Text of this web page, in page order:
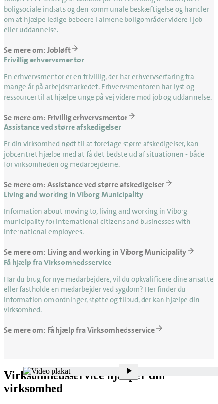
boligsociale indsats og den kommunale beskæftigelse og handler
om at hjælpe ledige beboere i almene boligområder videre i job
eller uddannelse.
Se mere om: Jobløft
Frivillig erhvervsmentor
En erhvervsmentor er en frivillig, der har erhvervserfaring fra
mange år på arbejdsmarkedet. Erhvervsmentoren har lyst og
ressourcer til at hjælpe unge på vej videre mod job og uddannelse.
Se mere om: Frivillig erhvervsmentor
Assistance ved større afskedigelser
Er din virksomhed nødt til at foretage større afskedigelser, kan
jobcentret hjælpe med at få det bedste ud af situationen - både
for virksomheden og medarbejderne.
Se mere om: Assistance ved større afskedigelser
Living and working in Viborg Municipality
Information about moving to, living and working in Viborg
municipality for international citizens and businesses with
international employees.
Se mere om: Living and working in Viborg Municipality
Få hjælp fra Virksomhedsservice
Har du brug for nye medarbejdere, vil du opkvalificere dine ansatte
eller fastholde en medarbejder ved sygdom? Her finder du
information om ordninger, støtte og tilbud, der kan hjælpe din
virksomhed.
Se mere om: Få hjælp fra Virksomhedsservice
Virksomhedsservice hjælper din
virksomhed